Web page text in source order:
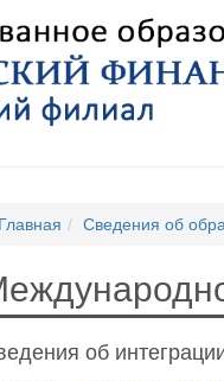
Главная Сведения об
об